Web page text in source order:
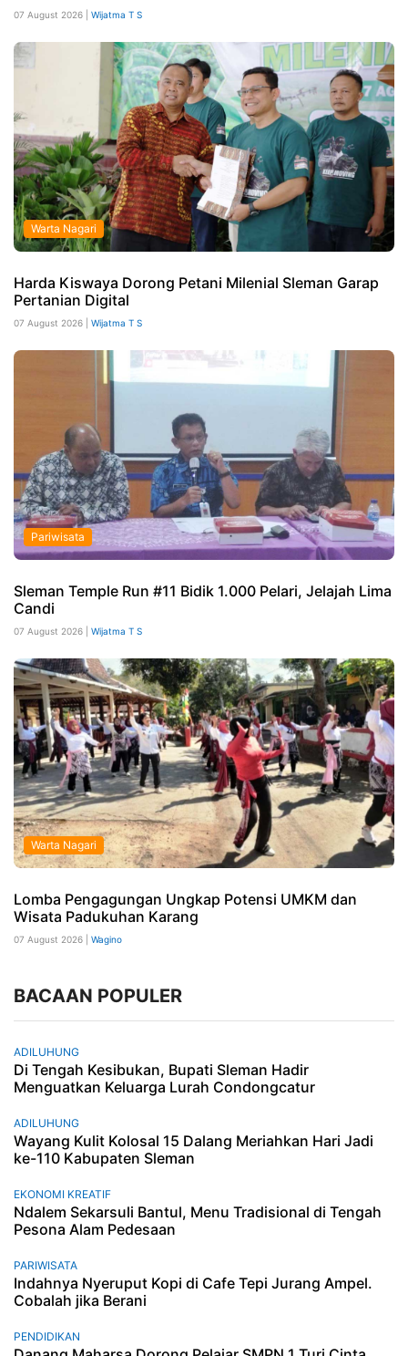
07 August 2026 | Wijatma T S
Warta Nagari
Harda Kiswaya Dorong Petani Milenial Sleman Garap
Pertanian Digital
07 August 2026 | Wijatma T S
Pariwisata
Sleman Temple Run #11 Bidik 1.000 Pelari, Jelajah Lima
Candi
07 August 2026 | Wijatma T S
Warta Nagari
Lomba Pengagungan Ungkap Potensi UMKM dan
Wisata Padukuhan Karang
07 August 2026 | Wagino
BACAAN POPULER
ADILUHUNG
Di Tengah Kesibukan, Bupati Sleman Hadir
Menguatkan Keluarga Lurah Condongcatur
ADILUHUNG
Wayang Kulit Kolosal 15 Dalang Meriahkan Hari Jadi
ke-110 Kabupaten Sleman
EKONOMI KREATIF
Ndalem Sekarsuli Bantul, Menu Tradisional di Tengah
Pesona Alam Pedesaan
PARIWISATA
Indahnya Nyeruput Kopi di Cafe Tepi Jurang Ampel.
Cobalah jika Berani
PENDIDIKAN